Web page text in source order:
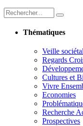
Thématiques
Veille
Regards
Cultures et
Vivre
Economies
Recherche
Prospectives